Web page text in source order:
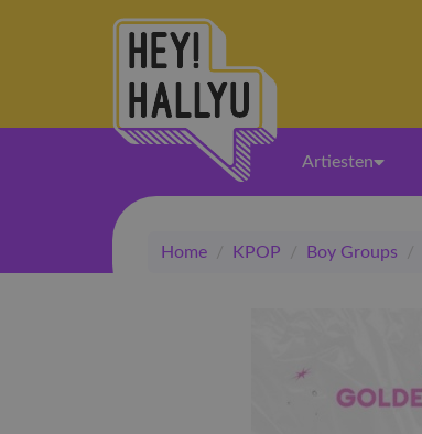
Artiesten
Home / KPOP / Boy Groups /